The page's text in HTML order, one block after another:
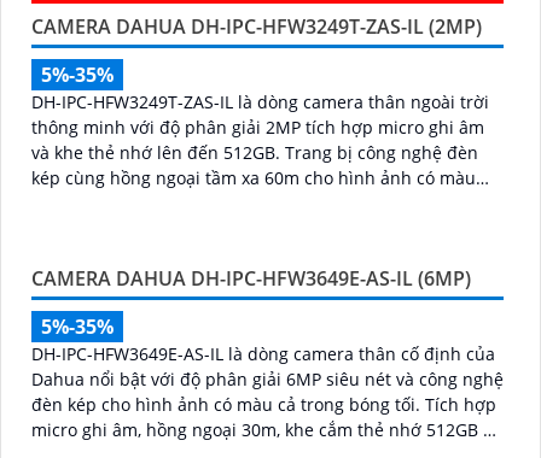
CAMERA DAHUA DH-IPC-HFW3249T-ZAS-IL (2MP)
5%-35%
DH-IPC-HFW3249T-ZAS-IL là dòng camera thân ngoài trời
thông minh với độ phân giải 2MP tích hợp micro ghi âm
và khe thẻ nhớ lên đến 512GB. Trang bị công nghệ đèn
kép cùng hồng ngoại tầm xa 60m cho hình ảnh có màu
CAMERA DAHUA DH-IPC-HFW3649E-AS-IL (6MP)
5%-35%
DH-IPC-HFW3649E-AS-IL là dòng camera thân cố định của
Dahua nổi bật với độ phân giải 6MP siêu nét và công nghệ
đèn kép cho hình ảnh có màu cả trong bóng tối. Tích hợp
micro ghi âm, hồng ngoại 30m, khe cắm thẻ nhớ 512GB và